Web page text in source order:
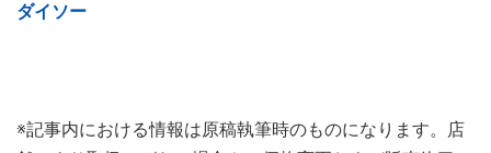
ダイソー
※記事内における情報は原稿執筆時のものになります。店